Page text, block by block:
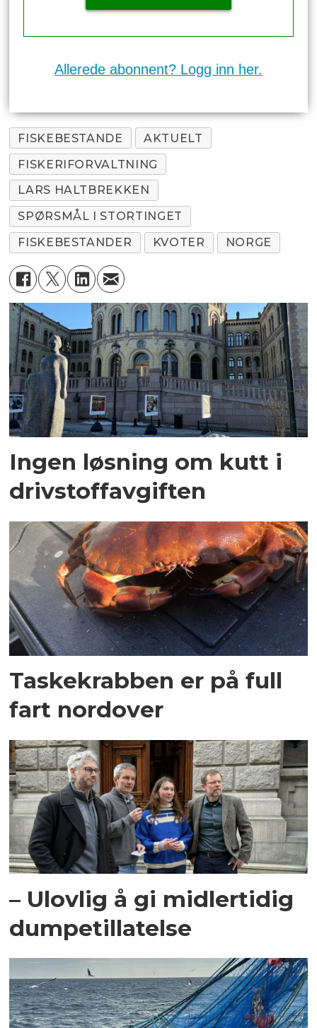
Allerede abonnent? Logg inn her.
FISKEBESTANDE
AKTUELT
FISKERIFORVALTNING
LARS HALTBREKKEN
SPØRSMÅL I STORTINGET
FISKEBESTANDER
KVOTER NORGE
Ingen løsning om kutt i
drivstoffavgiften
Taskekrabben er på full
fart nordover
– Ulovlig å gi midlertidig
dumpetillatelse